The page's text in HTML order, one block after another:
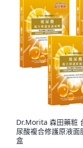
Dr.Morita 森田藥粧
尿酸複合修護原液
盒